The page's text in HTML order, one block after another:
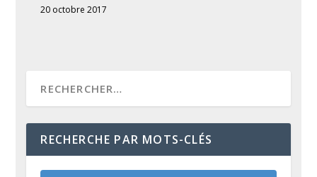
20 octobre 2017
RECHERCHE PAR MOTS-CLÉS